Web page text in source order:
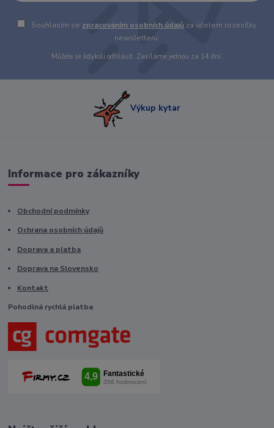
Souhlasím se zpracováním osobních údajů za účelem rozesílky
newsletteru.
Můžete se kdykoli odhlásit. Zasíláme jednou za 14 dní.
Výkup kytar
Informace pro zákazníky
Obchodní podmínky
Ochrana osobních údajů
Doprava a platba
Doprava na Slovensko
Kontakt
Pohodlná rychlá platba